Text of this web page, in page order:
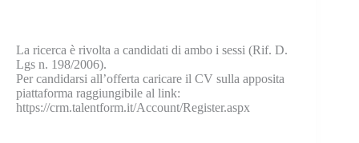
La ricerca è rivolta a candidati di ambo i sessi (Rif. D.
Lgs n. 198/2006).
Per candidarsi all’offerta caricare il CV sulla apposita
piattaforma raggiungibile al link:
https://crm.talentform.it/Account/Register.aspx